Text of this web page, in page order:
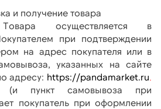
и получение товара
осуществляется в
при подтверждении
на адрес покупателя или в
указанных на сайте
адресу: https://pandamarket.ru
(и пункт самовывоза при
покупатель при оформлении